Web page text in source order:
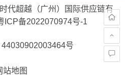
代超越（广州）国际供应链有
ICP备2022070974号-1
号
站地图